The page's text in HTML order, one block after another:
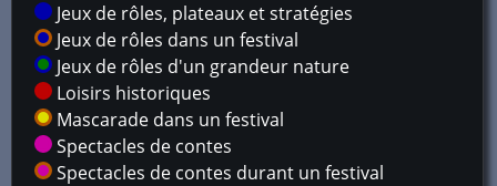
Jeux de rôles, plateaux et stratégies
Jeux de rôles dans un festival
Jeux de rôles d'un grandeur nature
Loisirs historiques
Mascarade dans un festival
Spectacles de contes
Spectacles de contes durant un festival